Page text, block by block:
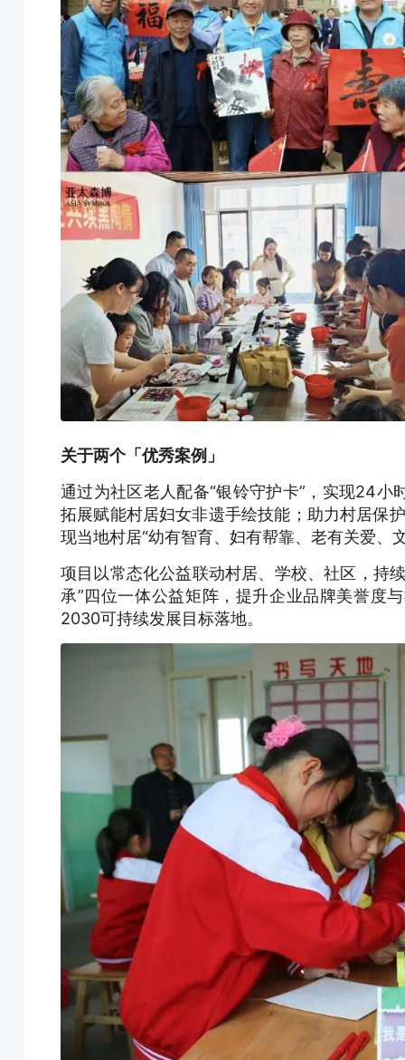
关于两个「优秀案例」
通过为社区老人配备“银铃守护卡”，实现24
拓展赋能村居妇女非遗手绘技能；助力村居保
现当地村居“幼有智育、妇有帮靠、老有关爱、
项目以常态化公益联动村居、学校、社区，持
承”四位一体公益矩阵，提升企业品牌美誉度
2030可持续发展目标落地。